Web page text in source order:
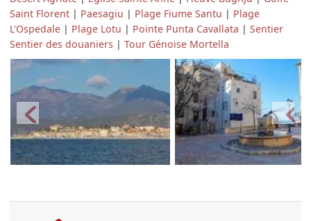
Saint Florent | Paesagiu | Plage Fiume Santu | Plage
L'Ospedale | Plage Lotu | Pointe Punta Cavallata |Sentier
Sentier des douaniers |Tour Génoise Mortella